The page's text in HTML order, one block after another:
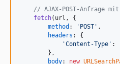
// AJAX-POST-Anfrage
fetch( url ,
{
method : 'POST' ,
headers : {
'Content-Type' :
} ,
body: new